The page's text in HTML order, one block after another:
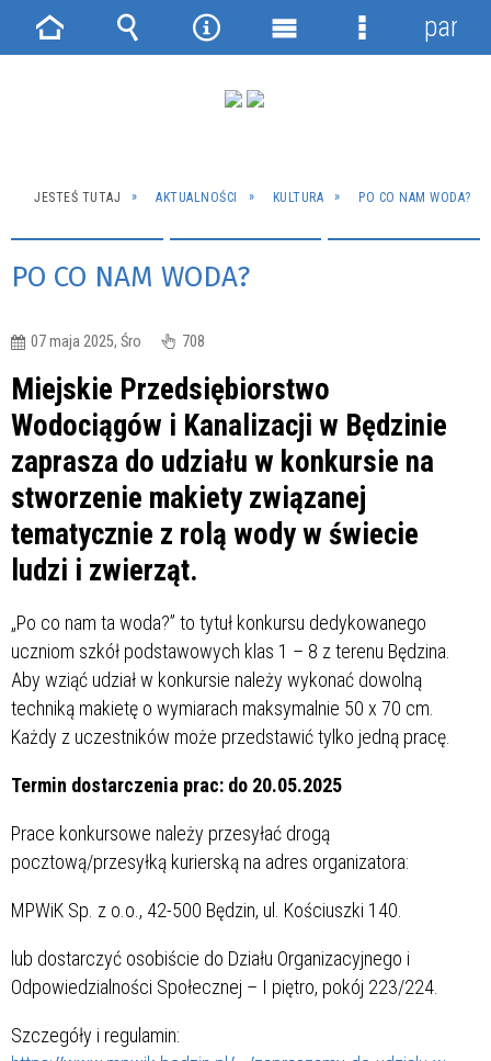
JESTEŚ TUTAJ AKTUALNOŚCI KULTURA PO CO NAM WODA?
PO CO NAM WODA?
07 maja 2025, Śro 708
Miejskie Przedsiębiorstwo
Wodociągów i Kanalizacji w Będzinie
zaprasza do udziału w konkursie na
stworzenie makiety związanej
tematycznie z rolą wody w świecie
ludzi i zwierząt.
„Po co nam ta woda?” to tytuł konkursu dedykowanego
uczniom szkół podstawowych klas 1 – 8 z terenu Będzina.
Aby wziąć udział w konkursie należy wykonać dowolną
techniką makietę o wymiarach maksymalnie 50 x 70 cm.
Każdy z uczestników może przedstawić tylko jedną pracę.
Termin dostarczenia prac: do 20.05.2025
Prace konkursowe należy przesyłać drogą
pocztową/przesyłką kurierską na adres organizatora:
MPWiK Sp. z o.o., 42-500 Będzin, ul. Kościuszki 140.
lub dostarczyć osobiście do Działu Organizacyjnego i
Odpowiedzialności Społecznej – I piętro, pokój 223/224.
Szczegóły i regulamin:
Strona Wyszukiwarka
NarzędziaMenu
Menu
panel